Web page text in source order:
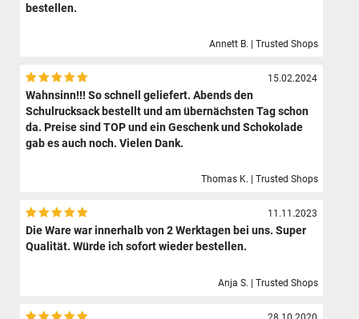
bestellen.
Annett B. | Trusted Shops
15.02.2024
Wahnsinn!!! So schnell geliefert. Abends den
Schulrucksack bestellt und am übernächsten Tag schon
da. Preise sind TOP und ein Geschenk und Schokolade
gab es auch noch. Vielen Dank.
Thomas K. | Trusted Shops
11.11.2023
Die Ware war innerhalb von 2 Werktagen bei uns. Super
Qualität. Würde ich sofort wieder bestellen.
Anja S. | Trusted Shops